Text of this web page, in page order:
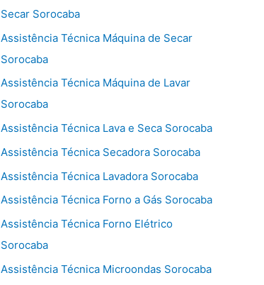
Secar Sorocaba
Assistência Técnica Máquina de Secar
Sorocaba
Assistência Técnica Máquina de Lavar
Sorocaba
Assistência Técnica Lava e Seca Sorocaba
Assistência Técnica Secadora Sorocaba
Assistência Técnica Lavadora Sorocaba
Assistência Técnica Forno a Gás Sorocaba
Assistência Técnica Forno Elétrico
Sorocaba
Assistência Técnica Microondas Sorocaba